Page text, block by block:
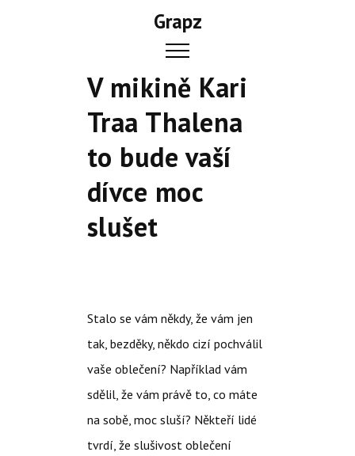
Grapz
V mikině Kari
Traa Thalena
to bude vaší
dívce moc
slušet
Stalo se vám někdy, že vám jen
tak, bezděky, někdo cizí pochválil
vaše oblečení? Například vám
sdělil, že vám právě to, co máte
na sobě, moc sluší? Někteří lidé
tvrdí, že slušivost oblečení